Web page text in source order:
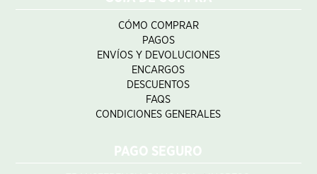
CÓMO COMPRAR
PAGOS
ENVÍOS Y DEVOLUCIONES
ENCARGOS
DESCUENTOS
FAQS
CONDICIONES GENERALES
PAGO SEGURO